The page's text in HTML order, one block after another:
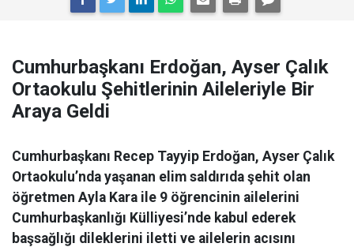
Cumhurbaşkanı Erdoğan, Ayser Çalık
Ortaokulu Şehitlerinin Aileleriyle Bir
Araya Geldi
Cumhurbaşkanı Recep Tayyip Erdoğan, Ayser Çalık
Ortaokulu’nda yaşanan elim saldırıda şehit olan
öğretmen Ayla Kara ile 9 öğrencinin ailelerini
Cumhurbaşkanlığı Külliyesi’nde kabul ederek
başsağlığı dileklerini iletti ve ailelerin acısını